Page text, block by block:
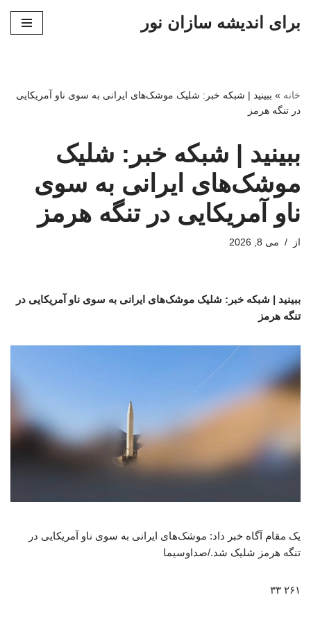
برای اندیشه سازان نور
خانه » ببینید | شبکه خبر: شلیک موشک‌های ایرانی به سوی ناو آمریکایی
در تنگه هرمز
ببینید | شبکه خبر: شلیک
موشک‌های ایرانی به سوی
ناو آمریکایی در تنگه هرمز
از می 8, 2026
ببینید | شبکه خبر: شلیک موشک‌های ایرانی به سوی ناو آمریکایی در
تنگه هرمز
یک مقام آگاه خبر داد: موشک‌های ایرانی به سوی ناو آمریکایی در
تنگه هرمز شلیک شد./صداوسیما
۲۶۱ ۳۳